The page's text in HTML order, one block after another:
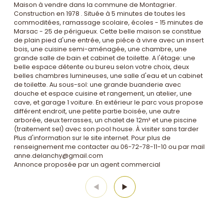
Maison à vendre dans la commune de Montagrier.
Construction en 1978 . Située à 5 minutes de toutes les
commoditées, ramassage scolaire, écoles - 15 minutes de
Marsac - 25 de périgueux. Cette belle maison se constitue
de plain pied d'une entrée, une piéce à vivre avec un insert
bois, une cuisine semi-aménagée, une chambre, une
grande salle de bain et cabinet de toilette. A l'étage: une
belle espace détente ou bureu selon votre choix, deux
belles chambres lumineuses, une salle d'eau et un cabinet
de toilette. Au sous-sol: une grande buanderie avec
douche et espace cuisine et rangement, un atelier, une
cave, et garage 1 voiture. En extérieur le parc vous propose
différent endroit, une petite partie boisée, une autre
arborée, deux terrasses, un chalet de 12m² et une piscine
(traitement sel) avec son pool house. À visiter sans tarder
Plus d'information sur le site internet. Pour plus de
renseignement me contacter au 06-72-78-11-10 ou par mail
anne.delanchy@gmail.com
Annonce proposée par un agent commercial